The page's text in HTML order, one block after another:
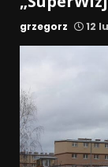
grzegorz 12